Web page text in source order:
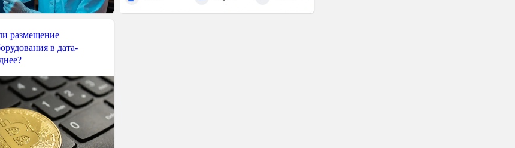
размещение
в дата-